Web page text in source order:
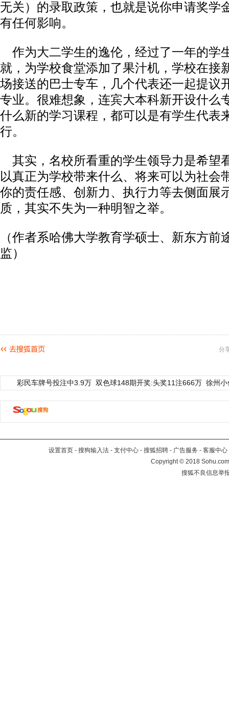
无关）的录取政策，也就是说你申请奖学
有任何影响。
作为大二学生的逸伦，经过了一年的学
就，为学校食堂添加了果汁机，学校在接
场接送的巴士专车，几个代表还一起提议
专业。很难想象，连宾大本科新开设什么
什么新的学习课程，都可以是有学生代表
行。
其实，名校所看重的学生领导力是希望
以真正为学校带来什么、将来可以为社会
你的责任感、创新力、执行力等去侧面展
质，其实不失为一种明智之举。
（作者系哈佛大学教育学硕士、新东方前
监）
分
彩民车牌号投注中3.9万 双色球148期开奖:头奖11注666万 徐州
设置首页 - 搜狗输入法 - 支付中心 - 搜狐招聘 - 广告服务 - 客服中心
Copyright©2018
搜狐不良信息举